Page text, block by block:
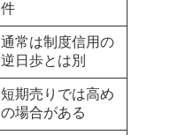
件
通常は制度信用の
逆日歩とは別
短期売りでは高め
の場合がある